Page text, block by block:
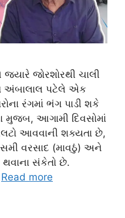
જ્યારે જોરશોરથી ચાલી
અંબાલાલ પટેલે એક
રંગમાં ભંગ પાડી શકે
મુજબ, આગામી દિવસોમાં
આવવાની શક્યતા છે,
વરસાદ (માવઠું) અને
થવાના સંકેતો છે.
Read more